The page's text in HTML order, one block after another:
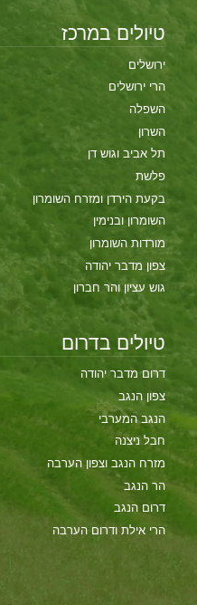
טיולים במרכז
ירושלים
הרי ירושלים
השפלה
השרון
תל אביב וגוש דן
פלשת
בקעת הירדן ומזרח השומרון
השומרון ובנימין
מורדות השומרון
צפון מדבר יהודה
גוש עציון והר חברון
טיולים בדרום
דרום מדבר יהודה
צפון הנגב
הנגב המערבי
חבל ניצנה
מזרח הנגב וצפון הערבה
הר הנגב
דרום הנגב
הרי אילת ודרום הערבה